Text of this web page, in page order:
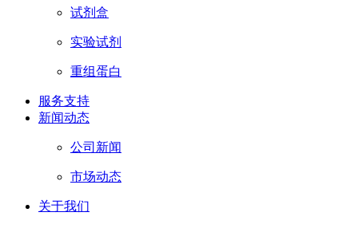
试剂盒
实验试剂
重组蛋白
服务支持
新闻动态
公司新闻
市场动态
关于我们